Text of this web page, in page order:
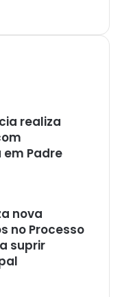
realiza
Padre
nova
no Processo
suprir